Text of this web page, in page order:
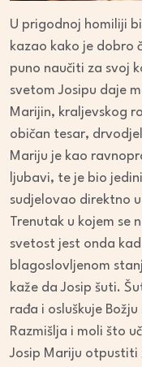
U prigodnoj homiliji
kazao kako je dobro
puno naučiti za svoj
svetom Josipu daje
Marijin, kraljevskog
običan tesar,
Mariju je kao
ljubavi, te je bio
sudjelovao direktno
Trenutak u kojem se
svetost jest onda
blagoslovljenom
kaže da Josip šuti.
rađa i osluškuje
Razmišlja i moli što
Josip Mariju